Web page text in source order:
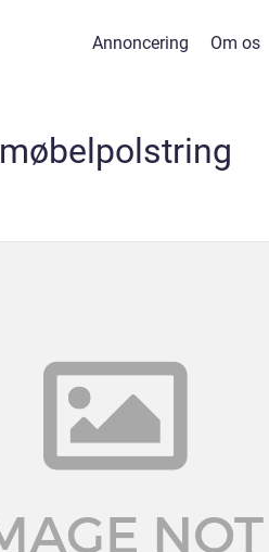
Annoncering Om os
møbelpolstring